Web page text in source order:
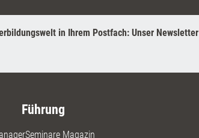
in Ihrem Postfach: Unser Newsletter
Führung
Magazin